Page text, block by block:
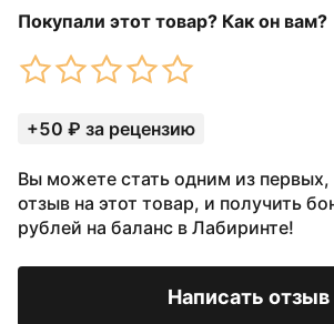
Покупали этот товар? Как он вам?
+50 ₽ за рецензию
Вы можете стать одним из первых,
отзыв на этот товар, и получить
рублей на баланс в Лабиринте!
Написать отзыв